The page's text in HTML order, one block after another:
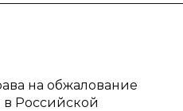
на обжалование
Российской